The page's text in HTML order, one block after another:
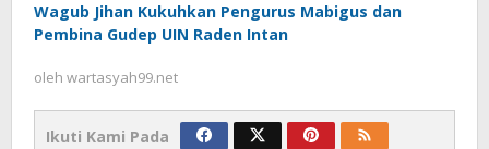
Wagub Jihan Kukuhkan Pengurus Mabigus dan
Pembina Gudep UIN Raden Intan
oleh wartasyah99.net
Ikuti Kami Pada